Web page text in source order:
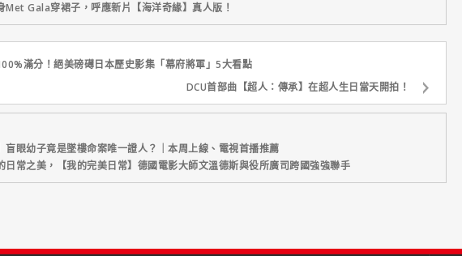
Met Gala穿裙子，呼應新片【海洋奇緣】真人版！
滿分！絕美磅礡日本歷史影集「幕府將軍」5大看點
DCU首部曲【超人：傳承】在超人生日當天開拍！
盲眼幼子竟是墜樓命案唯一證人？｜本周上線、電視首播推薦
日常之美，【我的完美日常】德國電影大師文溫德斯與役所廣司跨國強強聯手